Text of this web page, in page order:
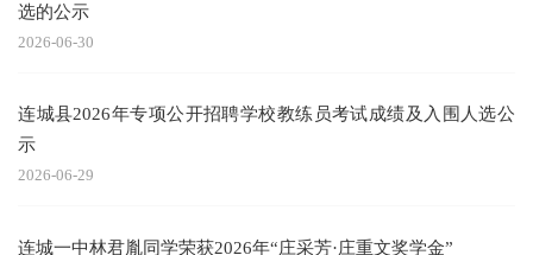
选的公示
2026-06-30
连城县2026年专项公开招聘学校教练员考试成绩及入围人选公
示
2026-06-29
连城一中林君胤同学荣获2026年“庄采芳·庄重文奖学金”